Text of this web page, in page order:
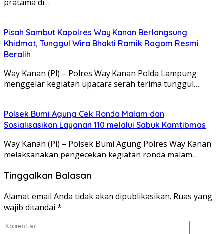
pratama di…
Pisah Sambut Kapolres Way Kanan Berlangsung
Khidmat, Tunggul Wira Bhakti Ramik Ragom Resmi
Beralih
Way Kanan (Pl) – Polres Way Kanan Polda Lampung
menggelar kegiatan upacara serah terima tunggul…
Polsek Bumi Agung Cek Ronda Malam dan
Sosialisasikan Layanan 110 melalui Sabuk Kamtibmas
Way Kanan (Pl) – Polsek Bumi Agung Polres Way Kanan
melaksanakan pengecekan kegiatan ronda malam…
Tinggalkan Balasan
Alamat email Anda tidak akan dipublikasikan. Ruas yang
wajib ditandai *